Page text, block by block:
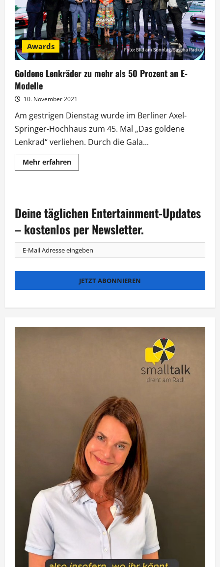
Awards
Goldene Lenkräder zu mehr als 50 Prozent an E-
Modelle
10. November 2021
Am gestrigen Dienstag wurde im Berliner Axel-
Springer-Hochhaus zum 45. Mal „Das goldene
Lenkrad“ verliehen. Durch die Gala...
Mehr erfahrenMehr
Informationen
als
50
Prozent
an
E-
Modelle
Deine täglichen Entertainment-Updates
– kostenlos per Newsletter.